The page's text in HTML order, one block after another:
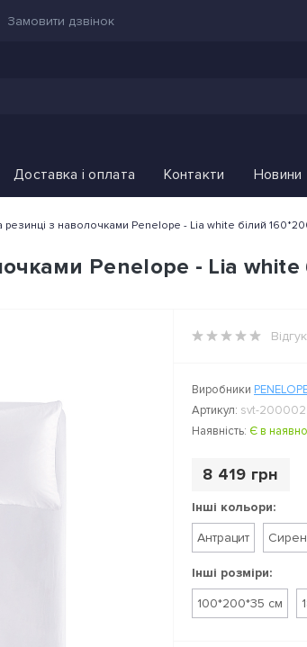
Замовити дзвінок
Доставка і оплата Контакти Новини
резинці з наволочками Penelope - Lia white білий
Penelope - Lia white
Виробники
Артикул: svt-
Наявність: Є в
8 419 грн
Інші кольори:
Антрацит
Інші розміри:
100*200*35 см